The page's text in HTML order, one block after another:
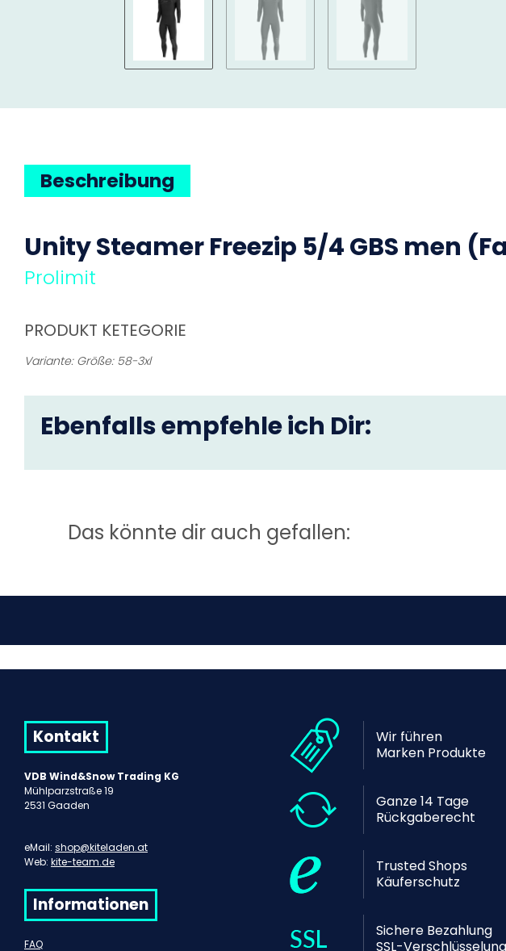
Beschreibung
Unity SteamerFreezip 5/4GBS men
Prolimit
PRODUKT KETEGORIE
Variante: Größe: 58-3xl
Ebenfalls empfehle ich Dir:
Das könnte dir auch gefallen:
Kontakt
VDB Wind&Snow Trading KG
Mühlparzstraße 19
2531 Gaaden
eMail: shop@kiteladen.at
Web: kite-team.de
Informationen
FAQ
Wir führen
Marken Produkte
Ganze 14 Tage
Rückgaberecht
Trusted Shops
Käuferschutz
Sichere Bezahlung
SSL-Verschlüsselung